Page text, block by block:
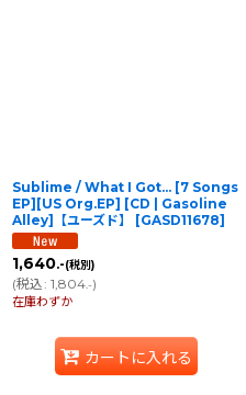
Sublime / What I Got… [7 Songs
EP][US Org.EP] [CD | Gasoline
Alley]【ユーズド】
[GASD11678]
1,640.-(税別)
(税込: 1,804.-)
在庫わずか
カートに入れる